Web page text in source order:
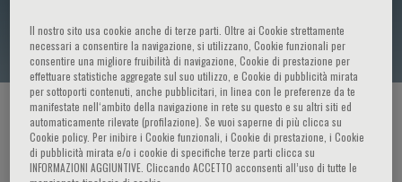
Iain Macdougall
HOME PAGE / CORSI ED EVENTI / RELATORE
Il nostro sito usa cookie anche di terze parti. Oltre ai Cookie strettamente
necessari a consentire la navigazione, si utilizzano, Cookie funzionali per
consentire una migliore fruibilità di navigazione, Cookie di prestazione per
effettuare statistiche aggregate sul suo utilizzo, e Cookie di pubblicità mirata
per sottoporti contenuti, anche pubblicitari, in linea con le preferenze da te
manifestate nell‘ambito della navigazione in rete su questo e su altri siti ed
automaticamente rilevate (profilazione). Se vuoi saperne di più clicca su
Cookie policy. Per inibire i Cookie funzionali, i Cookie di prestazione, i Cookie
di pubblicità mirata e/o i cookie di specifiche terze parti clicca su
INFORMAZIONI AGGIUNTIVE. Cliccando ACCETTO acconsenti all’uso di tutte le